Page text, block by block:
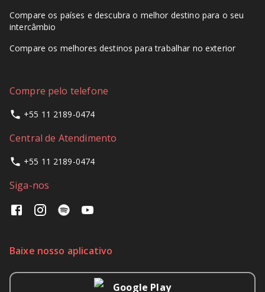
Compare os países e descubra o melhor destino para o seu
intercâmbio
Compare os melhores destinos para trabalhar no exterior
Compre pelo telefone
+55 11 2189-0474
Central de Atendimento
+55 11 2189-0474
Siga-nos
Baixe nosso aplicativo
Google Play